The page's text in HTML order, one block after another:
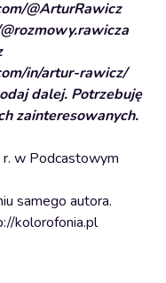
@ArturRawicz
in/artur-rawicz/
dalej. Potrzebuję
zainteresowanych.
w Podcastowym
samego autora.
kolorofonia.pl